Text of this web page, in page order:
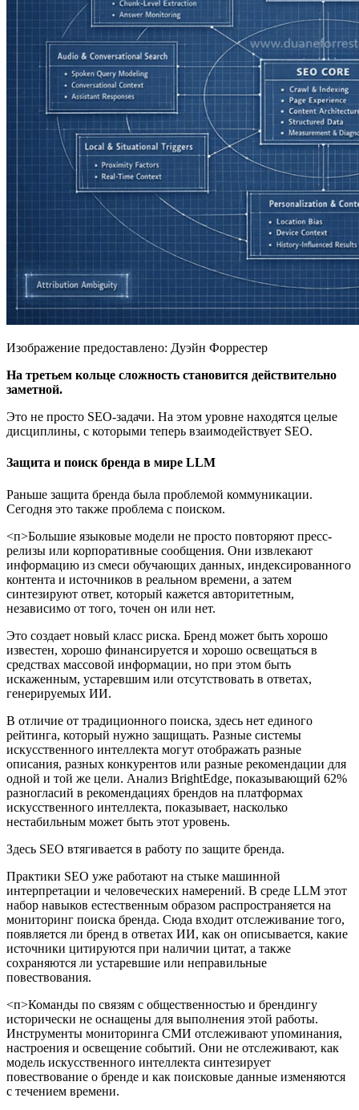
Изображение предоставлено: Дуэйн Форрестер
На третьем кольце сложность становится действительно
заметной.
Это не просто SEO-задачи. На этом уровне находятся целые
дисциплины, с которыми теперь взаимодействует SEO.
Защита и поиск бренда в мире LLM
Раньше защита бренда была проблемой коммуникации.
Сегодня это также проблема с поиском.
<п>Большие языковые модели не просто повторяют пресс-
релизы или корпоративные сообщения. Они извлекают
информацию из смеси обучающих данных, индексированного
контента и источников в реальном времени, а затем
синтезируют ответ, который кажется авторитетным,
независимо от того, точен он или нет.
Это создает новый класс риска. Бренд может быть хорошо
известен, хорошо финансируется и хорошо освещаться в
средствах массовой информации, но при этом быть
искаженным, устаревшим или отсутствовать в ответах,
генерируемых ИИ.
В отличие от традиционного поиска, здесь нет единого
рейтинга, который нужно защищать. Разные системы
искусственного интеллекта могут отображать разные
описания, разных конкурентов или разные рекомендации для
одной и той же цели. Анализ BrightEdge, показывающий 62%
разногласий в рекомендациях брендов на платформах
искусственного интеллекта, показывает, насколько
нестабильным может быть этот уровень.
Здесь SEO втягивается в работу по защите бренда.
Практики SEO уже работают на стыке машинной
интерпретации и человеческих намерений. В среде LLM этот
набор навыков естественным образом распространяется на
мониторинг поиска бренда. Сюда входит отслеживание того,
появляется ли бренд в ответах ИИ, как он описывается, какие
источники цитируются при наличии цитат, а также
сохраняются ли устаревшие или неправильные
повествования.
<п>Команды по связям с общественностью и брендингу
исторически не оснащены для выполнения этой работы.
Инструменты мониторинга СМИ отслеживают упоминания,
настроения и освещение событий. Они не отслеживают, как
модель искусственного интеллекта синтезирует
повествование о бренде и как поисковые данные изменяются
с течением времени.